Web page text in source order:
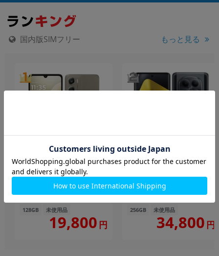
国内版SIMフリー もっと見る
motorola moto g06
XT2535-6 ローレルオーク
【RAM4GB/ROM128GB/国
内版 SIMフリー】
128GB 未使用品
19,800 円
Xiaomi POCO M8 5G ブラ
ック
【RAM8GB/ROM256GB 国
内版SIMフリー】
256GB 未使用品
34,800 円